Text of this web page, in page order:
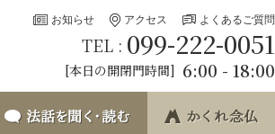
よくあるご質問
アクセス
お知らせ
TEL : 099-222-0051
[本日の開閉門時間] 6:00 - 18:00
法要･イベント 法話を聞く･読む